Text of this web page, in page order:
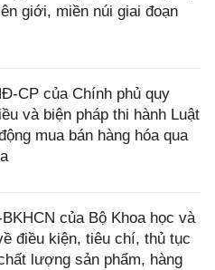
giới, miền núi giai đoạn
CP của Chính phủ quy
và biện pháp thi hành Luật
mua bán hàng hóa qua
của Bộ Khoa học và
điều kiện, tiêu chí, thủ tục
lượng sản phẩm, hàng